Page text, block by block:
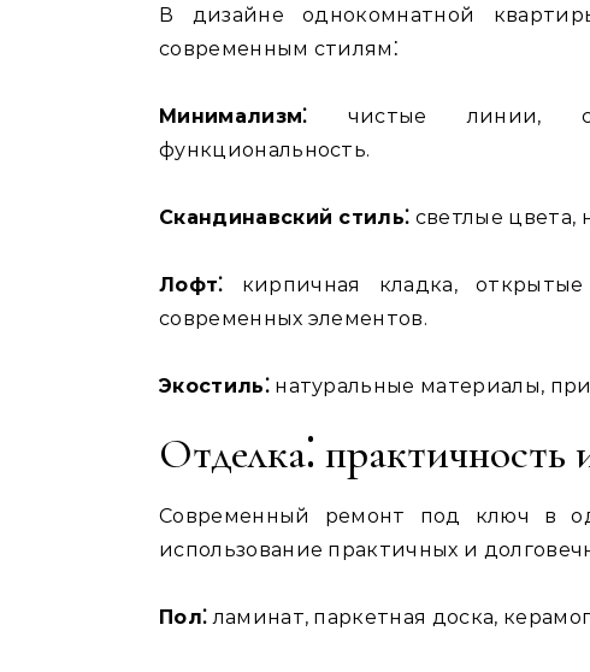
В дизайне однокомнатной
современным стилям⁚
Минимализм⁚ чистые линии,
функциональность.
Скандинавский стиль⁚ светлые цвета,
Лофт⁚ кирпичная кладка,
современных элементов.
Экостиль⁚натуральные материалы,
Отделка⁚ практичность
Современный ремонт под ключ в
использование практичных и
Пол⁚ ламинат, паркетная доска,